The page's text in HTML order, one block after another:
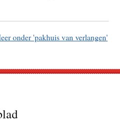
onder 'pakhuis van verlangen'